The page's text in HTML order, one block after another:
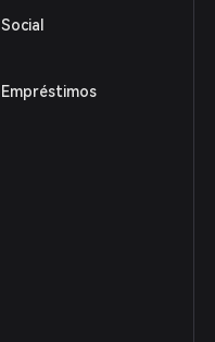
Social
Empréstimos